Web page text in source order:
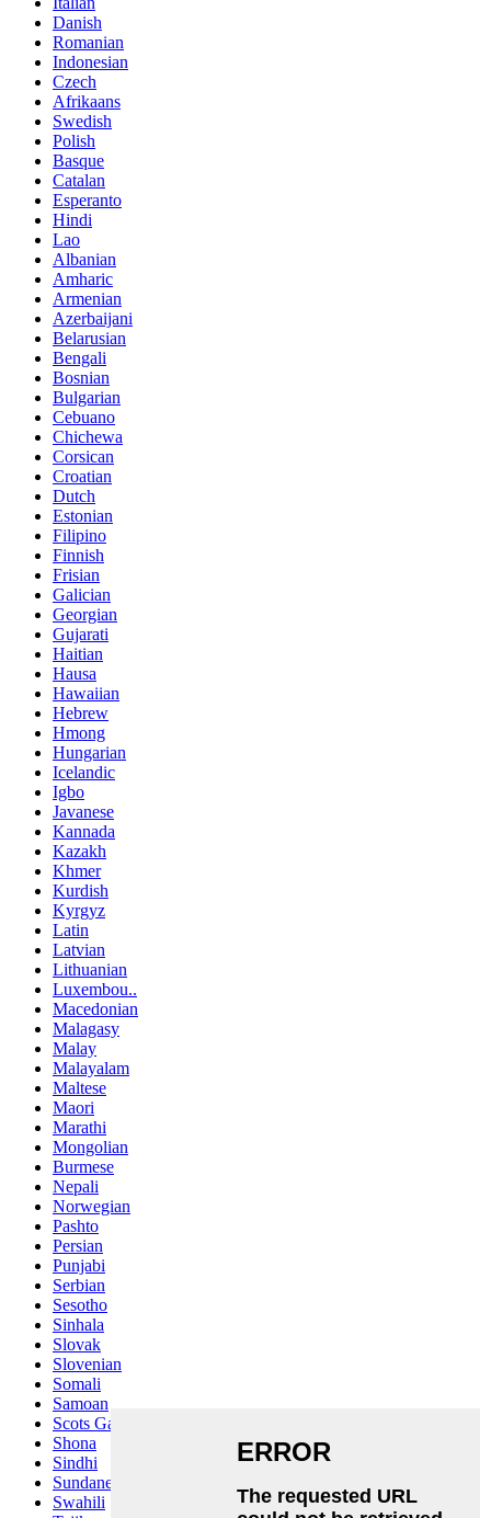
Danish
Romanian
Indonesian
Czech
Afrikaans
Swedish
Polish
Basque
Catalan
Esperanto
Hindi
Lao
Albanian
Amharic
Armenian
Azerbaijani
Belarusian
Bengali
Bosnian
Bulgarian
Cebuano
Chichewa
Corsican
Croatian
Dutch
Estonian
Filipino
Finnish
Frisian
Galician
Georgian
Gujarati
Haitian
Hausa
Hawaiian
Hebrew
Hmong
Hungarian
Icelandic
Igbo
Javanese
Kannada
Kazakh
Khmer
Kurdish
Kyrgyz
Latin
Latvian
Lithuanian
Luxembou..
Macedonian
Malagasy
Malay
Malayalam
Maltese
Maori
Marathi
Mongolian
Burmese
Nepali
Norwegian
Pashto
Persian
Punjabi
Serbian
Sesotho
Sinhala
Slovak
Slovenian
Somali
Samoan
Scots Gaelic
Shona
Sindhi
Sundanese
Swahili